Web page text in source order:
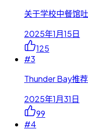
关于学校中餐馆
2025年1月15日
125
#3
Thunder Bay推
2025年1月31日
99
#4